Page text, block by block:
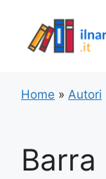
contenuto
Home » Autori
Barra